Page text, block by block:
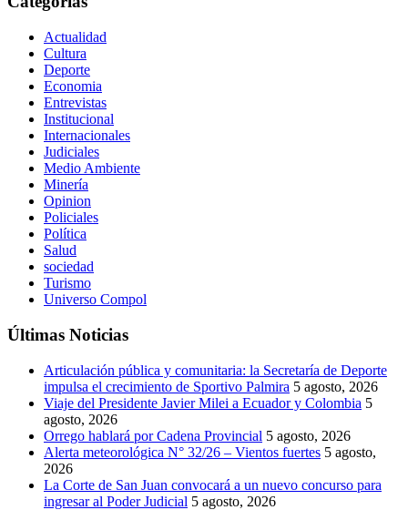
Actualidad
Cultura
Deporte
Economia
Entrevistas
Institucional
Internacionales
Judiciales
Medio Ambiente
Minería
Opinion
Policiales
Política
Salud
sociedad
Turismo
Universo Compol
Últimas Noticias
Articulación pública y comunitaria: la Secretaría de Deporte
impulsa el crecimiento de Sportivo Palmira 5 agosto, 2026
Viaje del Presidente Javier Milei a Ecuador y Colombia 5
agosto, 2026
Orrego hablará por Cadena Provincial 5 agosto, 2026
Alerta meteorológica N° 32/26 – Vientos fuertes 5 agosto,
2026
La Corte de San Juan convocará a un nuevo concurso para
ingresar al Poder Judicial 5 agosto, 2026